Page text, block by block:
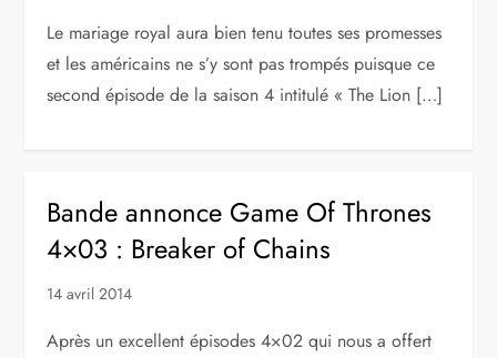
Le mariage royal aura bien tenu toutes ses promesses
et les américains ne s’y sont pas trompés puisque ce
second épisode de la saison 4 intitulé « The Lion […]
Bande annonce Game Of Thrones
4×03 : Breaker of Chains
14 avril 2014
Après un excellent épisodes 4×02 qui nous a offert